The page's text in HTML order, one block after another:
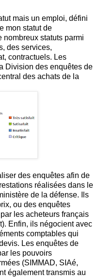
mais un emploi, défini
mon statut de
nombreux statuts parmi
des services,
contractuels. Les
Division des enquêtes de
des achats de la
des enquêtes afin de
réalisées dans le
de la défense. Ils
ou des enquêtes
les acheteurs français
Enfin, ils négocient avec
comptables qui
Les enquêtes de
les pouvoirs
(SIMMAD, SIAé,
également transmis au